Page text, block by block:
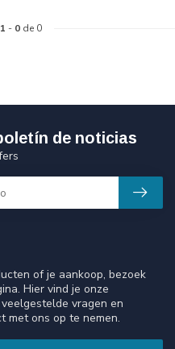
1 - 0 de 0
of je aankoop, bezoek
Hier vind je onze
vragen en
met ons op te nemen.
de noticias